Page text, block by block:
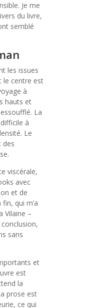
Je me
du livre,
semblé
les issues
le centre est
à
hauts et
La
à
Le
des
viscérale,
avec
et de
qui m’a
Vilaine –
sans
et
est
la
prose est
ce qui